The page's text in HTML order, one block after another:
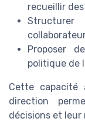
recueillir
Proposer
politique de
Cette capacité
direction
décisions et